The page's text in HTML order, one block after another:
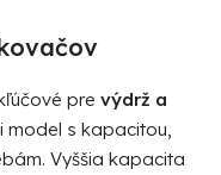
pre výdrž a
model s kapacitou,
Vyššia kapacita